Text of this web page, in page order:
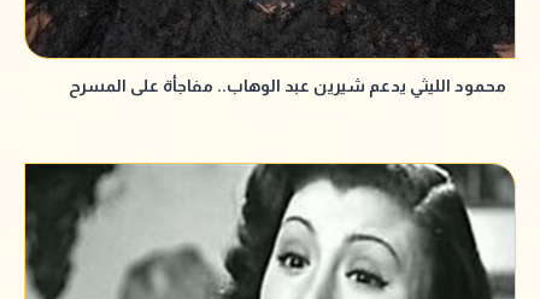
محمود الليثي يدعم شيرين عبد الوهاب.. مفاجأة على المسرح